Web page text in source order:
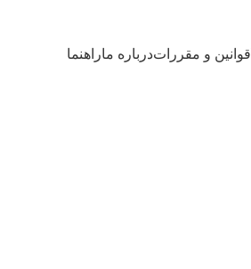
قوانین و مقرراتدرباره ماراهنما